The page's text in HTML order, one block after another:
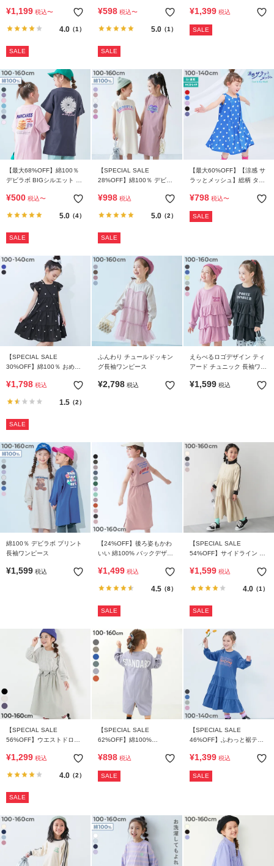
か
ら
す
子
ど
も
服
ラ
ム
ガ
ド・
ル
ッ
ク
に
つ
て
お
い
よ
く
る
FOLLOW
¥1,199 税込〜
4.0（1）
SALE
¥598 税込〜
5.0（1）
SALE
¥1,399 税込
SALE
【最大68%OFF】綿100％
デビラボ BIGシルエット 半
¥500 税込〜
5.0（4）
SALE
【SPECIAL SALE
28%OFF】綿100％ デビラ
タンクワンピース
¥998 税込
5.0（2）
SALE
【最大60%OFF】【涼感 サ
ラッとメッシュ】総柄 タン
¥798 税込〜
SALE
【SPECIAL SALE
30%OFF】綿100％ おめか
っと軽やかワンピース
¥1,798 税込
1.5（2）
SALE
ふんわり チュールドッキン
グ長袖ワンピース
¥2,798 税込
えらべるロゴデザイン ティ
アード チュニック 長袖ワン
¥1,599 税込
綿100％ デビラボ プリント
長袖ワンピース
¥1,599 税込
【24%OFF】後ろ姿もかわ
いい 綿100% バックデザイ
¥1,499 税込
4.5（8）
SALE
【SPECIAL SALE
54%OFF】サイドライン ハ
ードワンピース
¥1,599 税込
4.0（1）
SALE
【SPECIAL SALE
56%OFF】ウエストドロス
ピース
¥1,299 税込
4.0（2）
SALE
【SPECIAL SALE
62%OFF】綿100%
ント 長袖ワンピース
¥898 税込
SALE
【SPECIAL SALE
46%OFF】ふわっと裾ティ
ース
¥1,399 税込
SALE